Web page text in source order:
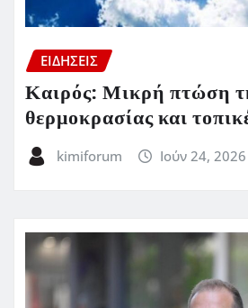
ΕΙΔΗΣΕΙΣ
Καιρός: Μικρή πτώση
θερμοκρασίας και
kimiforum Ιούν 24, 2026